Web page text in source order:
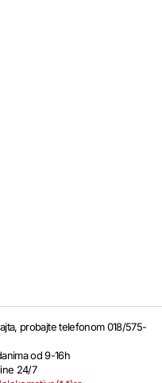
probajte telefonom 018/575-
od 9-16h
24/7